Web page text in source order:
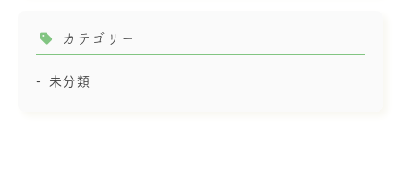
カテゴリー
未分類